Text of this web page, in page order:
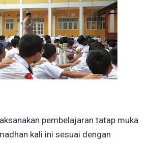
pembelajaran tatap muka
kali ini sesuai dengan